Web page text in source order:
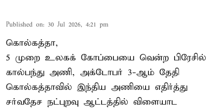
Published on: 30 Jul 2026, 4:21 pm
கொல்கத்தா,
5 முறை உலகக் கோப்பையை வென்ற பிரேசில்
கால்பந்து அணி, அக்டோபர் 3-ஆம் தேதி
கொல்கத்தாவில் இந்திய அணியை எதிர்த்து
சர்வதேச நட்புறவு ஆட்டத்தில் விளையாட